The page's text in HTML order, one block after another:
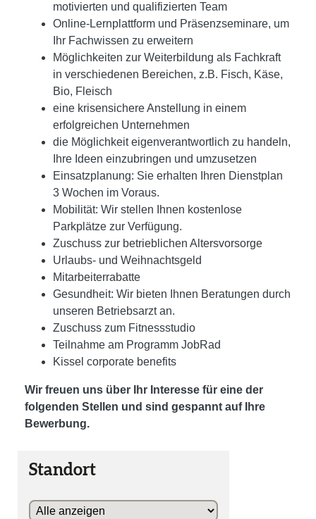
motivierten und qualifizierten Team
Online-Lernplattform und Präsenzseminare, um
Ihr Fachwissen zu erweitern
Möglichkeiten zur Weiterbildung als Fachkraft
in verschiedenen Bereichen, z.B. Fisch, Käse,
Bio, Fleisch
eine krisensichereAnstellung in einem
erfolgreichen Unternehmen
die Möglichkeit eigenverantwortlich zu handeln,
Ihre Ideen einzubringen und umzusetzen
Einsatzplanung: Sie erhalten Ihren Dienstplan
3 Wochen im Voraus.
Mobilität: Wir stellen Ihnen kostenlose
Parkplätze zur Verfügung.
Zuschuss zur betrieblichen Altersvorsorge
Urlaubs- und Weihnachtsgeld
Mitarbeiterrabatte
Gesundheit: Wir bieten Ihnen Beratungen durch
unseren Betriebsarzt an.
Zuschuss zum Fitnessstudio
Teilnahme am Programm JobRad
Kissel corporate benefits
Wir freuen uns über Ihr Interesse für eine der
folgenden Stellen und sind gespannt auf Ihre
Bewerbung.
Standort